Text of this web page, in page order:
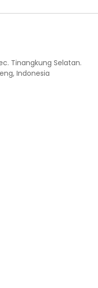
Tinangkung Selatan.
Indonesia